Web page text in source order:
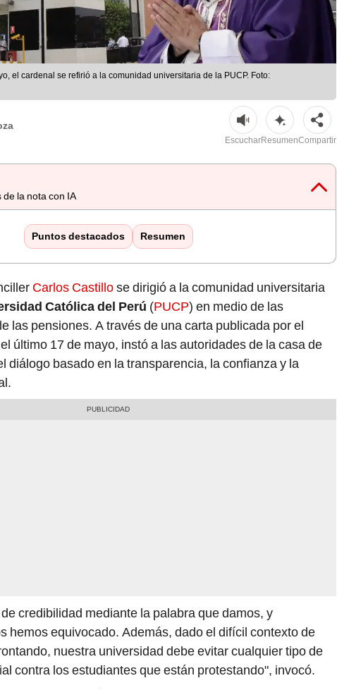
el cardenal se refirió a la comunidad universitaria de la PUCP. Foto:
EscucharResumenCompartir
la nota con IA
Puntos destacados Resumen
Carlos Castillose dirigió a la comunidad universitaria
Católica del Perú (PUCP) en medio de las
las pensiones. A través de una carta publicada por el
último 17 de mayo, instó a las autoridades de la casa de
diálogo basado en la transparencia, la confianza y la
credibilidad mediante la palabra que damos, y
hemos equivocado. Además, dado el difícil contexto de
nuestra universidad debe evitar cualquier tipo de
contra los estudiantes que están protestando", invocó.